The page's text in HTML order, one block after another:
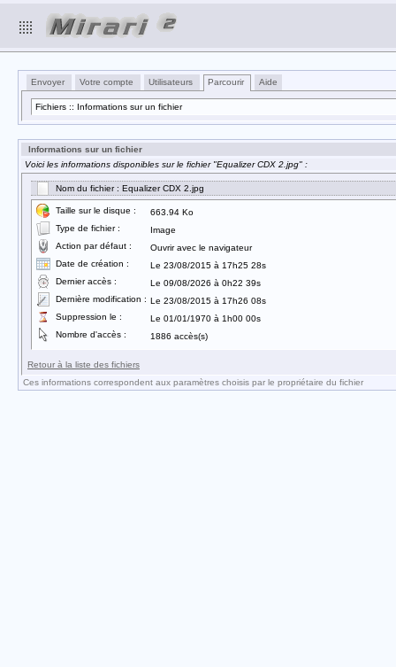
Envoyer Votre compte Utilisateurs Parcourir Aide
Fichiers :: Informations sur un fichier
Informations sur un fichier
Voici les informations disponibles sur le fichier "Equalizer CDX 2.jpg" :
Nom du fichier : Equalizer CDX 2.jpg
Taille sur le disque :
663.94 Ko
Type de fichier :
Image
Action par défaut :
Ouvrir avec le navigateur
Date de création :
Le 23/08/2015 à 17h25 28s
Dernier accès :
Le 09/08/2026 à 0h22 39s
Dernière modification : Le 23/08/2015 à 17h26 08s
Suppression le :
Le 01/01/1970 à 1h00 00s
Nombre d'accès :
1886 accès(s)
Retour à la liste des fichiers
Ces informations correspondent aux paramètres choisis par le propriétaire du fichier